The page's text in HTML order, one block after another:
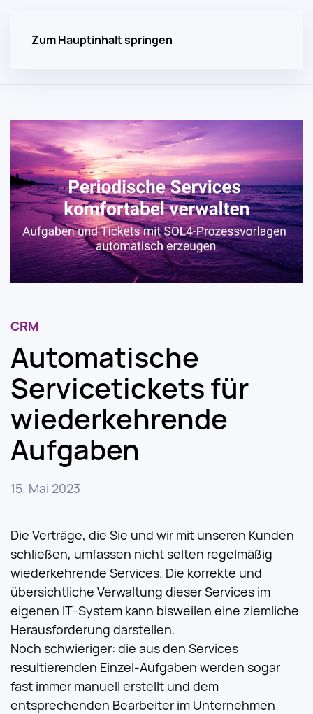
Zum Hauptinhalt springen
CRM
Automatische
Servicetickets für
wiederkehrende
Aufgaben
15. Mai 2023
Die Verträge, die Sie und wir mit unseren Kunden
schließen, umfassen nicht selten regelmäßig
wiederkehrende Services. Die korrekte und
übersichtliche Verwaltung dieser Services im
eigenen IT-System kann bisweilen eine ziemliche
Herausforderung darstellen.
Noch schwieriger: die aus den Services
resultierenden Einzel-Aufgaben werden sogar
fast immer manuell erstellt und dem
entsprechenden Bearbeiter im Unternehmen